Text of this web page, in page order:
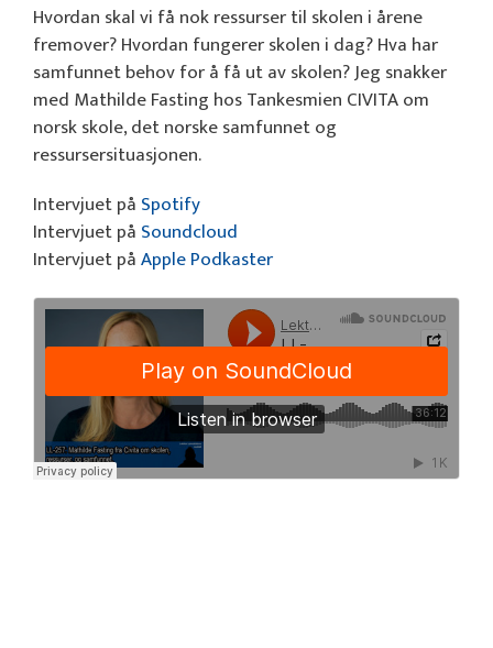
Hvordan skal vi få nok ressurser til skolen i årene
fremover? Hvordan fungerer skolen i dag? Hva har
samfunnet behov for å få ut av skolen? Jeg snakker
med Mathilde Fasting hos Tankesmien CIVITA om
norsk skole, det norske samfunnet og
ressursersituasjonen.
Intervjuet på Spotify
Intervjuet på Soundcloud
Intervjuet påApple Podkaster